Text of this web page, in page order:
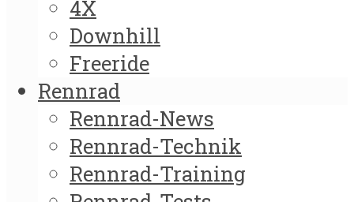
4X
Downhill
Freeride
Rennrad
Rennrad-News
Rennrad-Technik
Rennrad-Training